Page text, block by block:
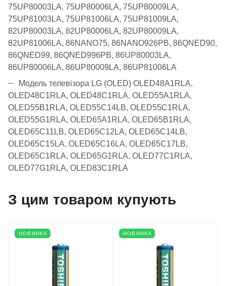
75UP80003LA, 75UP80006LA, 75UP80009LA,
75UP81003LA, 75UP81006LA, 75UP81009LA,
82UP80003LA, 82UP80006LA, 82UP80009LA,
82UP81006LA, 86NANO75, 86NANO926PB, 86QNED90,
86QNED99, 86QNED996PB, 86UP80003LA,
86UP80006LA, 86UP80009LA, 86UP81006LA
Модель телевізора LG (OLED) OLED48A1RLA,
OLED48C1RLA, OLED48С1RLA, OLED55A1RLA,
OLED55B1RLA, OLED55C14LB, OLED55C1RLA,
OLED55G1RLA, OLED65A1RLA, OLED65B1RLA,
OLED65C11LB, OLED65C12LA, OLED65C14LB,
OLED65C15LA, OLED65C16LA, OLED65C17LB,
OLED65C1RLA, OLED65G1RLA, OLED77C1RLA,
OLED77G1RLA, OLED83C1RLA
З цим товаром купують
НОВИНКА НОВИНКА